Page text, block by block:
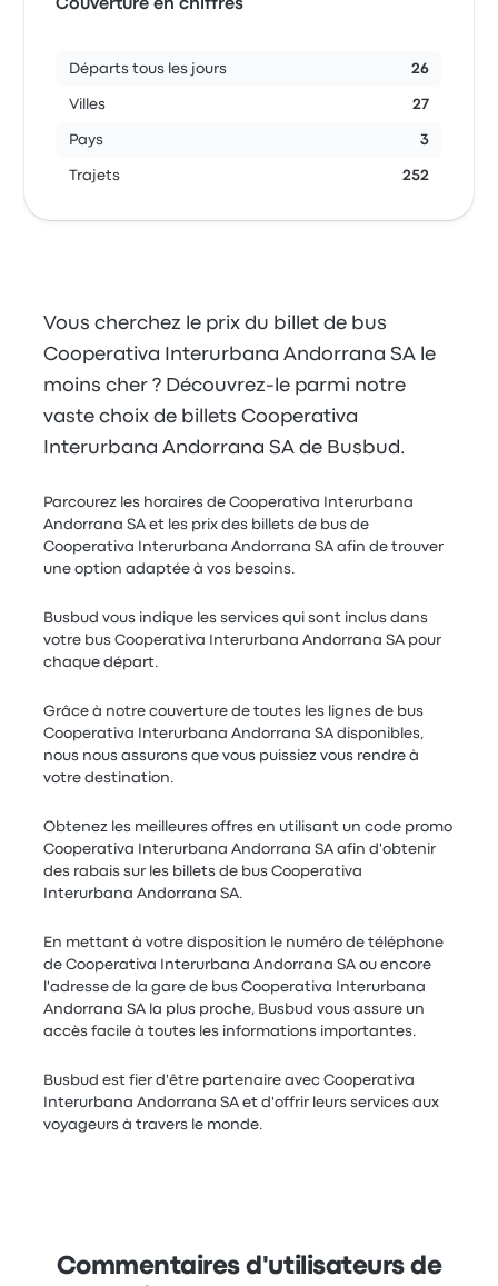
Couverture en chiffres
Départs tous les jours 26
Villes 27
Pays 3
Trajets 252
Vous cherchez le prix du billet de bus
Cooperativa Interurbana Andorrana SA le
moins cher ? Découvrez-le parmi notre
vaste choix de billets Cooperativa
Interurbana Andorrana SA de Busbud.
Parcourez les horaires de Cooperativa Interurbana
Andorrana SA et les prix des billets de bus de
Cooperativa Interurbana Andorrana SA afin de trouver
une option adaptée à vos besoins.
Busbud vous indique les services qui sont inclus dans
votre bus Cooperativa Interurbana Andorrana SA pour
chaque départ.
Grâce à notre couverture de toutes les lignes de bus
Cooperativa Interurbana Andorrana SA disponibles,
nous nous assurons que vous puissiez vous rendre à
votre destination.
Obtenez les meilleures offres en utilisant un code promo
Cooperativa Interurbana Andorrana SA afin d'obtenir
des rabais sur les billets de bus Cooperativa
Interurbana Andorrana SA.
En mettant à votre disposition le numéro de téléphone
de Cooperativa Interurbana Andorrana SA ou encore
l'adresse de la gare de bus Cooperativa Interurbana
Andorrana SA la plus proche, Busbud vous assure un
accès facile à toutes les informations importantes.
Busbud est fier d'être partenaire avec Cooperativa
Interurbana Andorrana SA et d'offrir leurs services aux
voyageurs à travers le monde.
Commentaires d'utilisateurs de